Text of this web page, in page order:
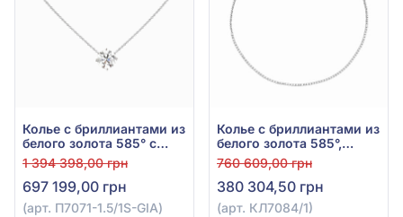
Колье с бриллиантами из
белого золота 585° с
бриллиантом 1,5ct, арт.
П7071-1.5/1S-GIA
1 394 398,00 грн
697 199,00 грн
(арт. П7071-1.5/1S-GIA)
Колье с бриллиантами из
белого золота 585°,
Бриллиант 3,67ct, арт.
КЛ7084/1
760 609,00 грн
380 304,50 грн
(арт. КЛ7084/1)